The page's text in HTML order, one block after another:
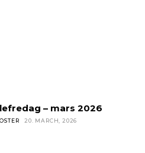
– mars 2026
20. MARCH, 2026